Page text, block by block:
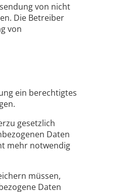
von nicht
Die Betreiber
von
ein berechtigtes
gesetzlich
Daten
mehr notwendig
müssen,
Daten